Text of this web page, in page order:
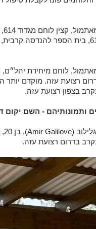
נוסף מגדוד 614, בית הספר
לוחם מיחידת
רצועת עזה. מוקדם יותר
בצפון רצועת עזה.
ותמונותיהם - השם יקום
בדרום רצועת עזה.